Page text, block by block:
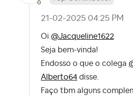
‎21-02-2025 04:25 PM
Oi @Jacqueline1622
Seja bem-vinda!
Endosso o que o colega
Alberto64 disse.
Faço tbm alguns